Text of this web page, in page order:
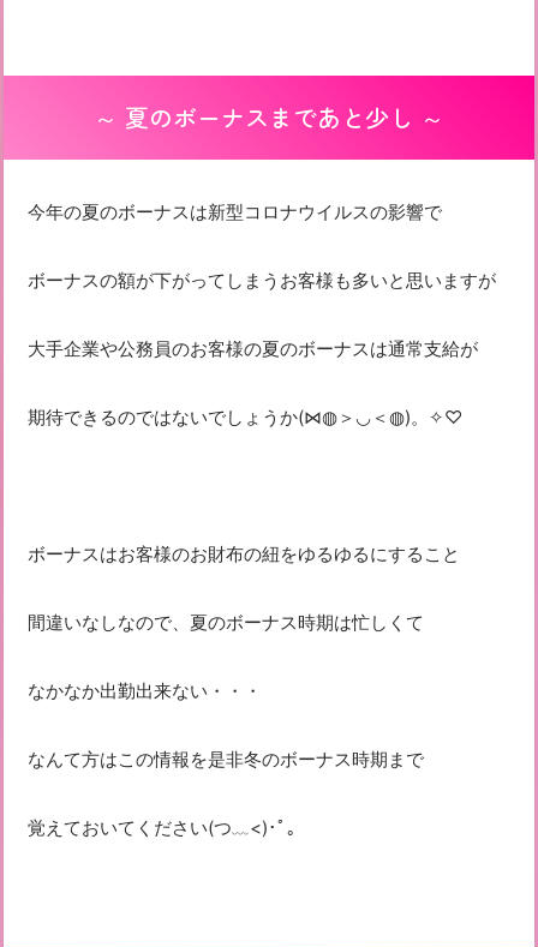
～ 夏のボーナスまであと少し ～
今年の夏のボーナスは新型コロナウイルスの影響で
ボーナスの額が下がってしまうお客様も多いと思いますが
大手企業や公務員のお客様の夏のボーナスは通常支給が
期待できるのではないでしょうか(⋈◍＞◡＜◍)。✧♡
ボーナスはお客様のお財布の紐をゆるゆるにすること
間違いなしなので、夏のボーナス時期は忙しくて
なかなか出勤出来ない・・・
なんて方はこの情報を是非冬のボーナス時期まで
覚えておいてください(つ﹏<)･ﾟ｡